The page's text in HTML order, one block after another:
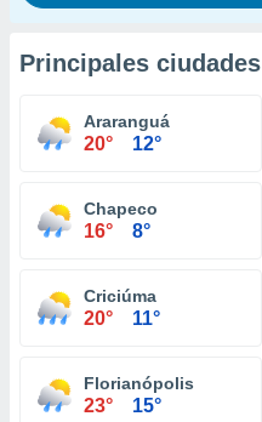
Principales ciudades
Araranguá
20° 12°
Chapeco
16° 8°
Criciúma
20° 11°
Florianópolis
23° 15°